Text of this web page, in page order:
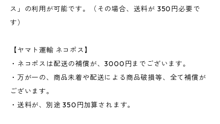
ス」の利用が可能です。（その場合、送料が 350円必要で
す）
【ヤマト運輸 ネコポス】
・ネコポスは配送の補償が、3000円までございます。
・万が一の、商品未着や配送による商品破損等、全て補償が
ございます。
・送料が、別途 350円加算されます。